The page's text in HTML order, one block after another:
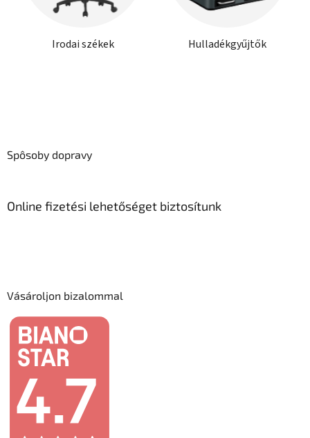
Irodai székek Hulladékgyűjtők
Spôsoby dopravy
Online fizetési lehetőséget biztosítunk
Vásároljon bizalommal